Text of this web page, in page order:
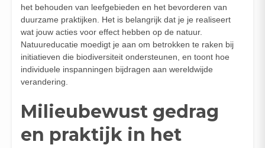
het behouden van leefgebieden en het bevorderen van
duurzame praktijken. Het is belangrijk dat je je realiseert
wat jouw acties voor effect hebben op de natuur.
Natuureducatie moedigt je aan om betrokken te raken bij
initiatieven die biodiversiteit ondersteunen, en toont hoe
individuele inspanningen bijdragen aan wereldwijde
verandering.
Milieubewust gedrag
en praktijk in het